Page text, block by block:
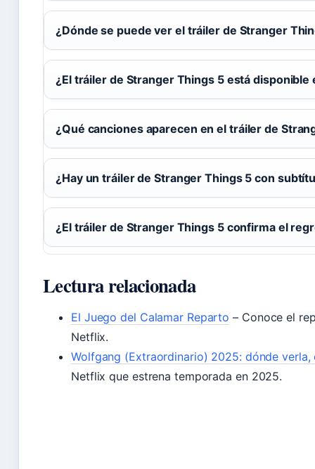
¿Dónde se puede ver el tráiler de Stranger
¿El tráiler de Stranger Things 5 está disponible
¿Qué canciones aparecen en el tráiler de
¿Hay un tráiler de Stranger Things 5 con
¿El tráiler de Stranger Things 5 confirma el
Lectura relacionada
El Juego del Calamar Reparto – Conoce el
Netflix.
Wolfgang (Extraordinario) 2025: dónde
Netflix que estrena temporada en 2025.